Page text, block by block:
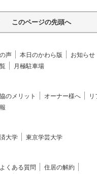
このページの先頭へ
声 本日のかわら版 お知らせ
月極駐車場
のメリット オーナー様へ
リ
大学 東京学芸大学
よくある質問
住居の解約